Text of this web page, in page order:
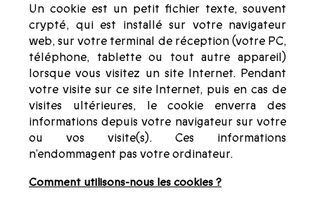
Un cookie est un petit fichier texte, souvent
crypté, qui est installé sur votre navigateur
web, sur votre terminal de réception (votre PC,
téléphone, tablette ou tout autre appareil)
lorsque vous visitez un site Internet. Pendant
votre visite sur ce site Internet, puis en cas de
visites ultérieures, le cookie enverra des
informations depuis votre navigateur sur votre
ou vos visite(s). Ces informations
n’endommagent pas votre ordinateur.
Comment utilisons-nous les cookies ?